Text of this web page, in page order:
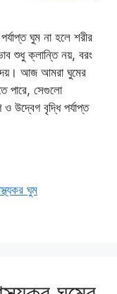
ঘুম না হলে শরীর
শুধু ক্লান্তি নয়, বরং
দেয়। আজ আমরা ঘুমের
পারে, সেগুলো
উদ্বেগ বৃদ্ধি পর্যাপ্ত
ঘুম